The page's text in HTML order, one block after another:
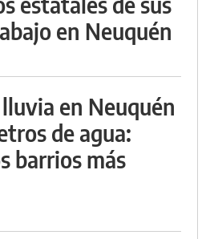
en Neuquén
en Neuquén
de agua:
barrios más